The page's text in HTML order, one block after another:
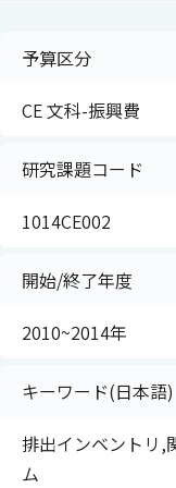
予算区分
CE 文科-振興費
研究課題コード
1014CE002
開始/終了年度
2010~2014年
キーワード(日本語)
排出インベントリ,
ム